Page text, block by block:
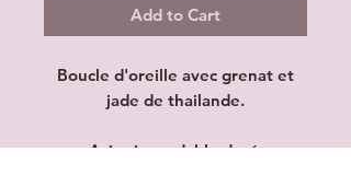
Add to Cart
Boucle d'oreille avec grenat et
jade de thailande.
Acier inoxydable doré.